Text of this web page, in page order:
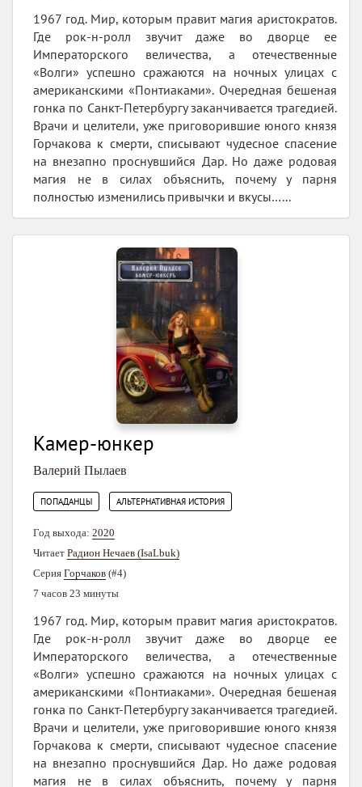
1967 год. Мир, которым правит магия аристократов.
Где рок-н-ролл звучит даже во дворце ее
Императорского величества, а отечественные
«Волги» успешно сражаются на ночных улицах с
американскими «Понтиаками». Очередная бешеная
гонка по Санкт-Петербургу заканчивается трагедией.
Врачи и целители, уже приговорившие юного князя
Горчакова к смерти, списывают чудесное спасение
на внезапно проснувшийся Дар. Но даже родовая
магия не в силах объяснить, почему у парня
полностью изменились привычки и вкусы…...
Камер-юнкер
Валерий Пылаев
ПОПАДАНЦЫ АЛЬТЕРНАТИВНАЯ ИСТОРИЯ
Год выхода: 2020
Читает Радион Нечаев (IsaLbuk)
Серия Горчаков (#4)
7 часов 23 минуты
1967 год. Мир, которым правит магия аристократов.
Где рок-н-ролл звучит даже во дворце ее
Императорского величества, а отечественные
«Волги» успешно сражаются на ночных улицах с
американскими «Понтиаками». Очередная бешеная
гонка по Санкт-Петербургу заканчивается трагедией.
Врачи и целители, уже приговорившие юного князя
Горчакова к смерти, списывают чудесное спасение
на внезапно проснувшийся Дар. Но даже родовая
магия не в силах объяснить, почему у парня